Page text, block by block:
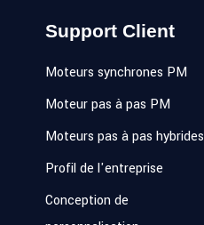
Support Client
Moteurs synchrones PM
Moteur pas à pas PM
Moteurs pas à pas hybrides
Profil de l'entreprise
Conception de